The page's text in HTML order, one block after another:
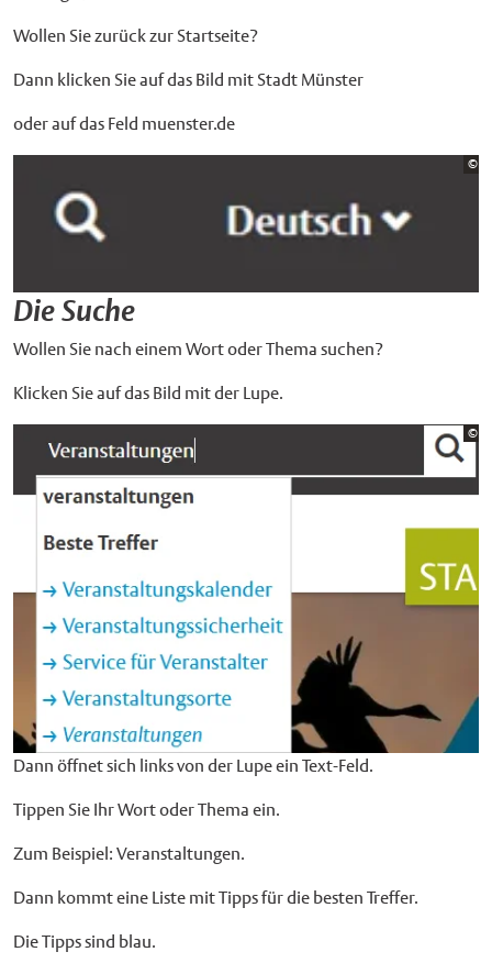
Wollen Sie zurück zur Startseite?
Dann klicken Sie auf das Bild mit Stadt Münster
oder auf das Feld muenster.de
©
Die Suche
Wollen Sie nach einem Wort oder Thema suchen?
Klicken Sie auf das Bild mit der Lupe.
©
Dann öffnet sich links von der Lupe ein Text-Feld.
Tippen Sie Ihr Wort oder Thema ein.
Zum Beispiel: Veranstaltungen.
Dann kommt eine Liste mit Tipps für die besten Treffer.
Die Tipps sind blau.